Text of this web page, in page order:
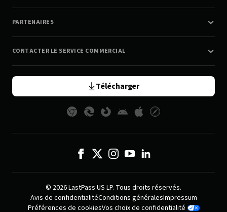
PARTENAIRES
CONTACTER LE SERVICE COMMERCIAL
Télécharger
© 2026 LastPass US LP. Tous droits réservés.
Avis de confidentialitéConditions généralesImpressum
Préférences de cookiesVos choix de confidentialité